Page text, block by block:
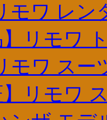
モワ レン
リモワ
モワ スー
】リモワ